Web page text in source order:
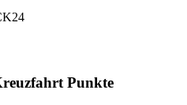
Punkte